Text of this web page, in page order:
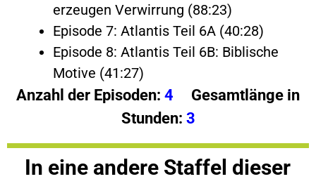
erzeugen Verwirrung (88:23)
Episode 7: Atlantis Teil 6A (40:28)
Episode 8: Atlantis Teil 6B: Biblische
Motive (41:27)
Anzahl der Episoden: 4 Gesamtlänge in
Stunden: 3
In eine andere Staffel dieser